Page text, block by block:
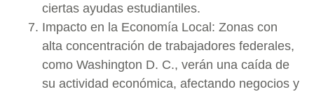
ciertas ayudas estudiantiles.
Impacto en la Economía Local: Zonas con
alta concentración de trabajadores federales,
como Washington D. C., verán una caída de
su actividad económica, afectando negocios y